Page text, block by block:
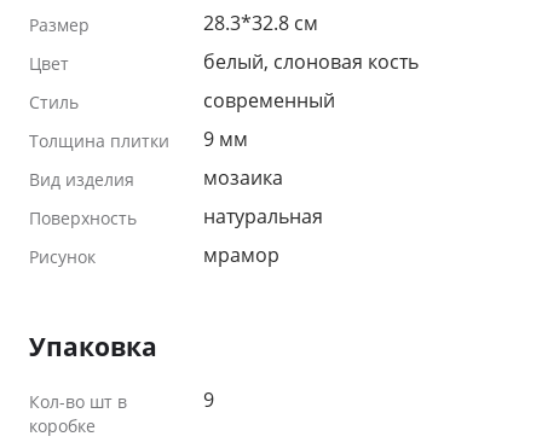
Размер 28.3*32.8 см
Цвет белый, слоновая кость
Стиль современный
Толщина плитки 9 мм
Вид изделия мозаика
Поверхность натуральная
Рисунок мрамор
Упаковка
Кол-во шт в
коробке
9